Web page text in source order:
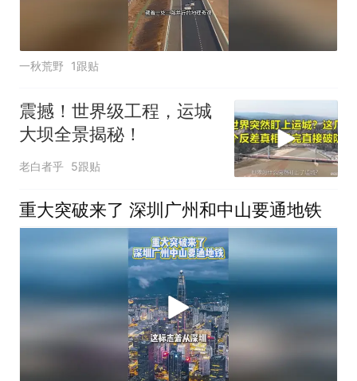
一秋荒野 1跟贴
震撼！世界级工程，运城
大坝全景揭秘！
老白者乎 5跟贴
重大突破来了 深圳广州和中山要通地铁